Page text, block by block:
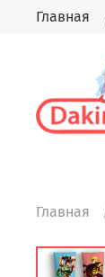
Главная
Главная